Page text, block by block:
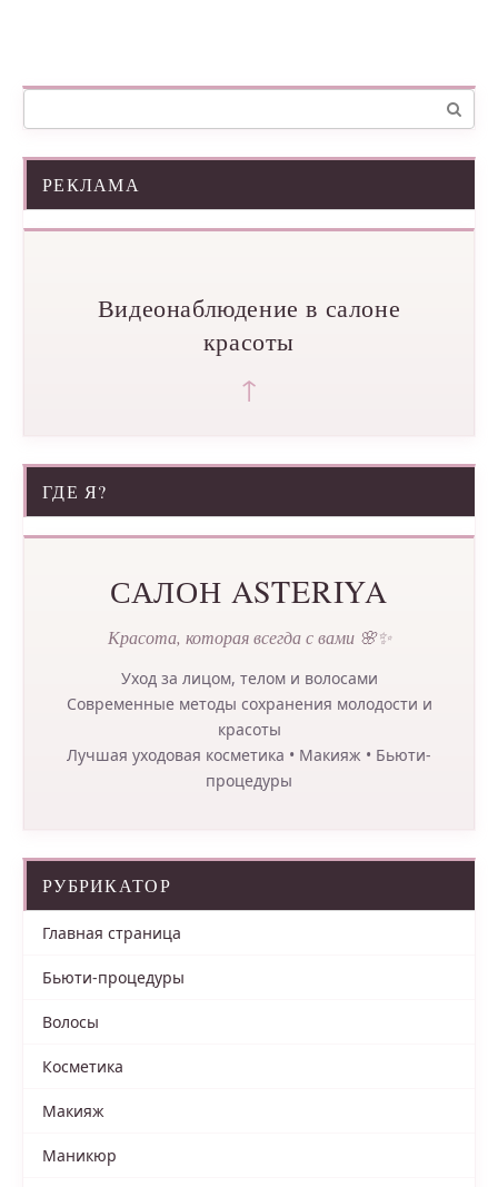
Поиск:
РЕКЛАМА
Видеонаблюдение в салоне
красоты
↑
ГДЕ Я?
САЛОН ASTERIYA
Красота, которая всегда с вами 🌸✨
Уход за лицом, телом и волосами
Современные методы сохранения молодости и
красоты
Лучшая уходовая косметика • Макияж • Бьюти-
процедуры
РУБРИКАТОР
Главная страница
Бьюти-процедуры
Волосы
Косметика
Макияж
Маникюр